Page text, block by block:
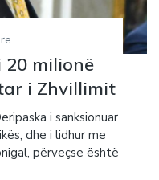
milionë
i Zhvillimit
i sanksionuar
dhe i lidhur me
përveçse është